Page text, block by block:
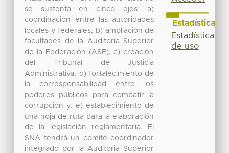
se sustenta en cinco ejes: a)
coordinación entre las autoridades
locales y federales, b) ampliación de
facultades de la Auditoria Superior
de la Federación (ASF), c) creación
del Tribunal de Justicia
Administrativa, d) fortalecimiento de
la corresponsabilidad entre los
poderes públicos para combatir la
corrupción y, e) establecimiento de
una hoja de ruta para la elaboración
de la legislación reglamentaria. El
SNA tendrá un comité coordinador
integrado por la Auditoria Superior
Estadísticas
Estadísticas
de uso